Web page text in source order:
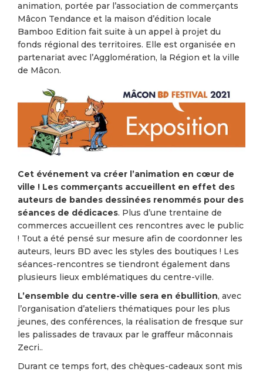
animation, portée par l’association de commerçants
Mâcon Tendance et la maison d’édition locale
Bamboo Edition fait suite à un appel à projet du
fonds régional des territoires. Elle est organisée en
partenariat avec l’Agglomération, la Région et la ville
de Mâcon.
Cet événement va créer l’animation en cœur de
ville ! Les commerçants accueillent en effet des
auteurs de bandes dessinées renommés pour des
séances de dédicaces. Plus d’une trentaine de
commerces accueillent ces rencontres avec le public
! Tout a été pensé sur mesure afin de coordonner les
auteurs, leurs BD avec les styles des boutiques ! Les
séances-rencontres se tiendront également dans
plusieurs lieux emblématiques du centre-ville.
L’ensemble du centre-ville sera en ébullition, avec
l’organisation d’ateliers thématiques pour les plus
jeunes, des conférences, la réalisation de fresque sur
les palissades de travaux par le graffeur mâconnais
Zecri..
Durant ce temps fort, des chèques-cadeaux sont mis